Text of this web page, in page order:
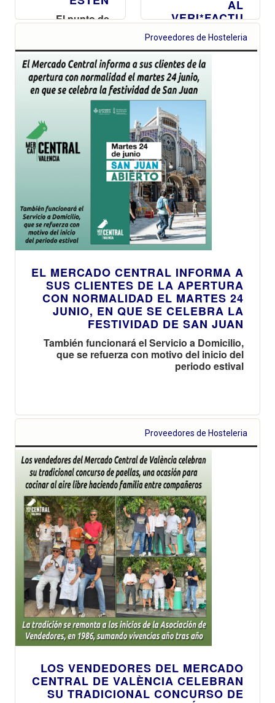
El punto de
su oferta de
productos de
merchandising
con abanicos,
ventiladores y
utensilios para
disfrutar de las
comidas al aire
libre
AL
VERI*FACTU
Este nuevo de
Sistema
Informático de
Facturación, que
permitirá la
verificación y
automatizado de
las facturas a la
Tributaria, será
obligatorio a
partir de enero
Proveedores de Hosteleria
EL MERCADO CENTRAL INFORMA A
SUS CLIENTES DE LA APERTURA
CON NORMALIDAD EL MARTES 24
JUNIO, EN QUE SE CELEBRA LA
FESTIVIDAD DE SAN JUAN
También funcionará el Servicio a Domicilio,
que se refuerza con motivo del inicio del
periodo estival
Proveedores de Hosteleria
LOS VENDEDORES DEL MERCADO
CENTRAL DE VALÈNCIA CELEBRAN
SU TRADICIONAL CONCURSO DE